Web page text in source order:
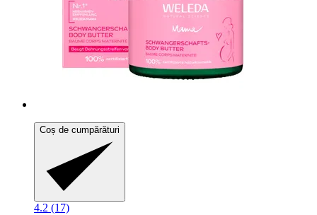
Coș de cumpărături
4.2 (17)